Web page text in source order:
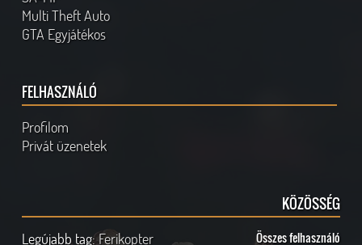
Multi Theft Auto
GTA Egyjátékos
FELHASZNÁLÓ
Profilom
Privát üzenetek
KÖZÖSSÉG
Legújabb tag:Ferikopter Összes felhasználó